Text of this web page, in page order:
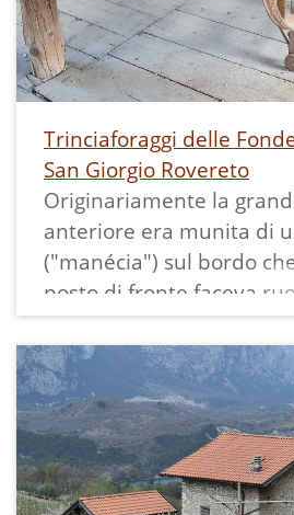
Trinciaforaggi delle
San Giorgio Rovereto
Originariamente la
anteriore era munita di
("manécia") sul bordo
posto di fronte faceva
movimenti circolari. La
due lame, tagliava il
che usciva dalla bocca
macchina e metteva in
ingranaggi di tutto il
Un altro uomo caricava
("cassèla") con la giusta